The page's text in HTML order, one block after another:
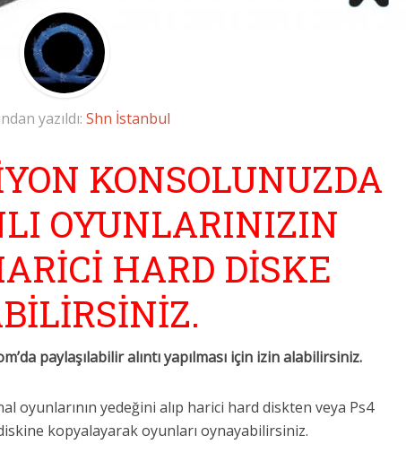
yazıldı: Shn İstanbul
KONSOLUNUZDA
OYUNLARINIZIN
HARD DİSKE
paylaşılabilir alıntı yapılması için izin alabilirsiniz.
oyunlarının yedeğini alıp harici hard diskten veya Ps4
kopyalayarak oyunları oynayabilirsiniz.